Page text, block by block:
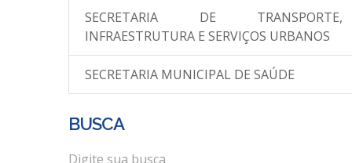
SECRETARIA DE TRANSPORTE,
INFRAESTRUTURA E SERVIÇOS URBANOS
SECRETARIA MUNICIPAL DE SAÚDE
BUSCA
Digite sua busca